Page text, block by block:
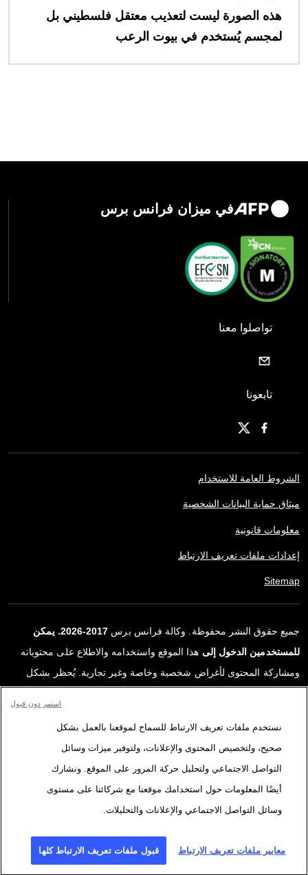
هذه الصورة ليست لتعذيب معتقل فلسطيني بل
لمجسم يُستخدم في بيوت الرعب
في ميزان فرانس برس
تواصلوا معنا
تابعونا
الشروط العامة للاستخدام
ميثاق حماية البيانات الشخصية
معلومات قانونية
إعدادات ملفات تعريف الارتباط
Sitemap
جميع حقوق النشر محفوظة. وكالة فرانس برس
2017-2026. يمكن
للمستخدمين الدخول إلى هذا الموقع واستخدامه والاطلاع على محتوياته
ومشاركة المحتوى لأغراض شخصية وخاصة وغير تجارية. يُحظر بشكل
ترخيص محددة موقعة مع وكالة فرانس برس. المواد والروابط الواردة في
التقارير، والتي لم تنتجها وكالة فرانس برس، مستخدمة فقط وبالقدر
اللازم كعناصر إثبات لمحتوى هذه التقارير. لم تحصل فرانس برس على أي
حقوق من المؤلفين أو مالكي حقوق النشر لهذا المحتوى ولا تتحمّل أي
مسؤوليّة في هذا الصدد. وكالة فرانس برس وشعارها علامتان تجاريتان
نستخدم ملفات تعريف الارتباط للسماح لموقعنا بالعمل بشكل
صحيح، ولتخصيص المحتوى والإعلانات، ولتوفير ميزات وسائل
التواصل الاجتماعي ولتحليل حركة المرور على الموقع. ونشارك
أيضًا المعلومات حول استخدامك موقعنا مع شركائنا على مستوى
وسائل التواصل الاجتماعي والإعلانات والتحليلات.
معايير ملفات تعريف الارتباط قبول ملفات تعريف الارتباط كلها
استمر دون قبول